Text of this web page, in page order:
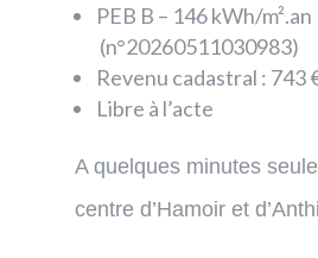
PEB B – 146 kWh/m².an
(n°20260511030983)
Revenu cadastral : 743
Libre à l’acte
A quelques minutes
centre d’Hamoir et